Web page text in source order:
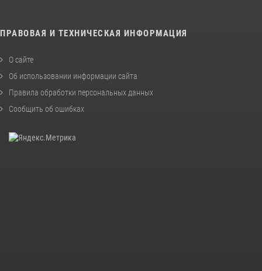
ПРАВОВАЯ И ТЕХНИЧЕСКАЯ ИНФОРМАЦИЯ
О сайте
Об использовании информации сайта
Правила обработки персональных данных
Сообщить об ошибках